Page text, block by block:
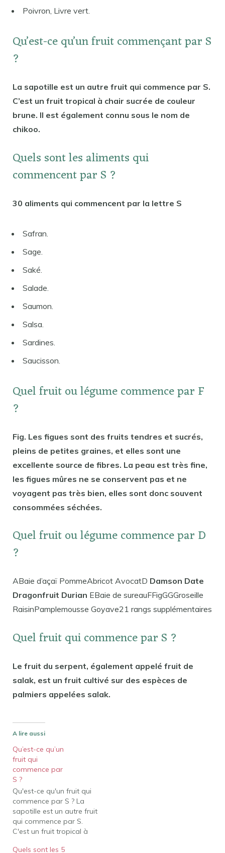
Poivron, Livre vert.
Qu’est-ce qu’un fruit commençant par S
?
La sapotille est un autre fruit qui commence par S.
C’est un fruit tropical à chair sucrée de couleur
brune. Il est également connu sous le nom de
chikoo.
Quels sont les aliments qui
commencent par S ?
30 aliments qui commencent par la lettre S
Safran.
Sage.
Saké.
Salade.
Saumon.
Salsa.
Sardines.
Saucisson.
Quel fruit ou légume commence par F
?
Fig. Les figues sont des fruits tendres et sucrés,
pleins de petites graines, et elles sont une
excellente source de fibres. La peau est très fine,
les figues mûres ne se conservent pas et ne
voyagent pas très bien, elles sont donc souvent
consommées séchées.
Quel fruit ou légume commence par D
?
ABaie d’açaï PommeAbricot AvocatD Damson Date
Dragonfruit Durian EBaie de sureauFFigGGGroseille
RaisinPamplemousse Goyave21 rangs supplémentaires
Quel fruit qui commence par S ?
Le fruit du serpent, également appelé fruit de
salak, est un fruit cultivé sur des espèces de
palmiers appelées salak.
A lire aussi
Qu’est-ce qu’un
fruit qui
commence par
S ?
Qu'est-ce qu'un fruit qui
commence par S ? La
sapotille est un autre fruit
qui commence par S.
C'est un fruit tropical à
Quels sont les 5